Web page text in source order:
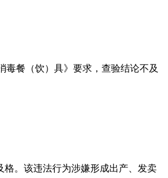
餐（饮）具》要求，查验结论不及
。该违法行为涉嫌形成出产、发卖